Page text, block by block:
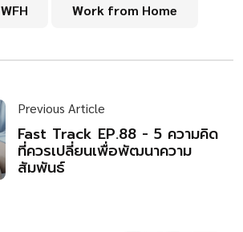
WFH Work from Home
Previous Article
Fast Track EP.88 - 5 ความคิด
ที่ควรเปลี่ยนเพื่อพัฒนาความ
สัมพันธ์